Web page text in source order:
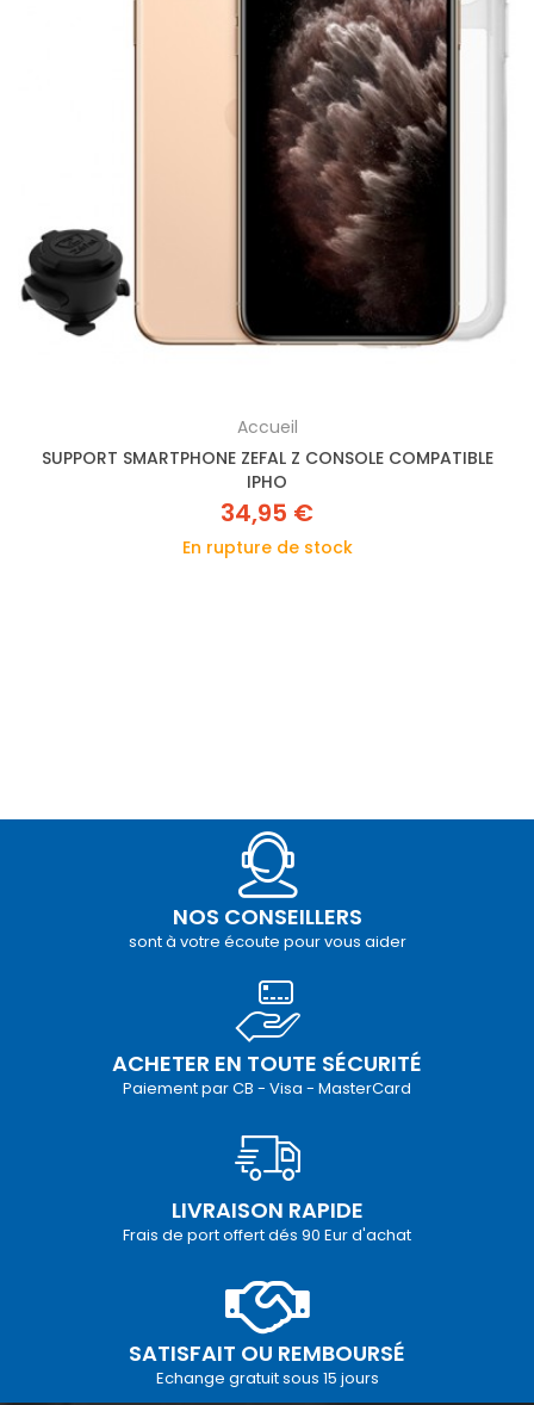
Accueil
SUPPORT SMARTPHONE ZEFAL Z CONSOLE COMPATIBLE
IPHO
34,95 €
En rupture de stock
NOS CONSEILLERS
sont à votre écoute pour vous aider
ACHETER EN TOUTE SÉCURITÉ
Paiement par CB - Visa - MasterCard
LIVRAISON RAPIDE
Frais de port offert dés 90 Eur d'achat
SATISFAIT OU REMBOURSÉ
Echange gratuit sous 15 jours